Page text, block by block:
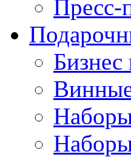
Пресс-